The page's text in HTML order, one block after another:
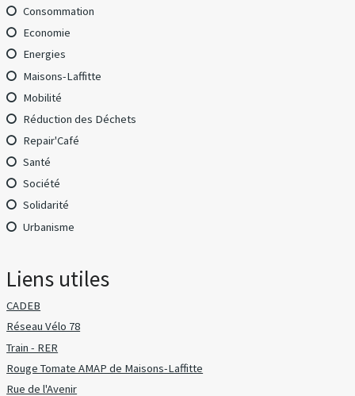
Consommation
Economie
Energies
Maisons-Laffitte
Mobilité
Réduction des Déchets
Repair'Café
Santé
Société
Solidarité
Urbanisme
Liens utiles
CADEB
Réseau Vélo 78
Train - RER
Rouge Tomate AMAP de Maisons-Laffitte
Rue de l'Avenir